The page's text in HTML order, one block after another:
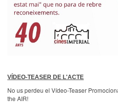
VÍDEO-TEASER DE L'ACTE
No us perdeu el Vídeo-Teaser
the AIR!